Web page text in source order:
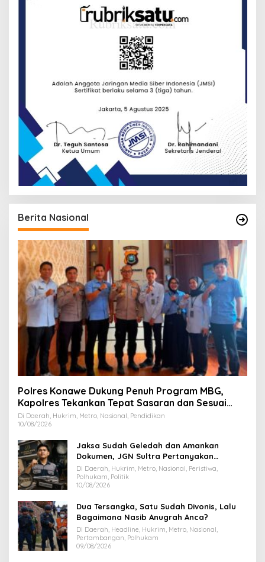
Berita Nasional
Polres Konawe Dukung Penuh Program MBG,
Kapolres Tekankan Tepat Sasaran dan Sesuai
Aturan
Di Daerah, Hukrim, Metro, Nasional, Pendidikan
10/08/2026
Jaksa Sudah Geledah dan Amankan
Dokumen, JGN Sultra Pertanyakan
Tersangka Dana Hibah Pilkada Bombana
Di Daerah, Hukrim, Metro, Nasional, Peristiwa,
Polhukam, Politik
10/08/2026
Dua Tersangka, Satu Sudah Divonis, Lalu
Bagaimana Nasib Anugrah Anca?
Di Daerah, Headline, Hukrim, Metro, Nasional,
Pertambangan, Polhukam
09/08/2026